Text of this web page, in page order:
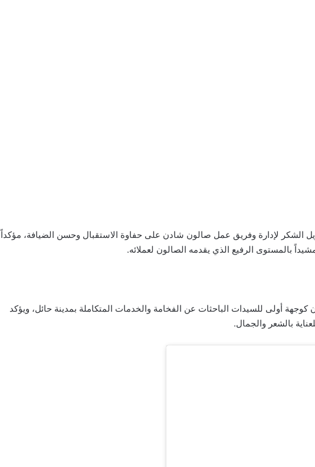
الشكر لإدارة وفريق عمل صالون شادن على حفاوة الاستقبال وحسن الضيافة، مؤكداً
بالمستوى الرفيع الذي يقدمه الصالون لعملائه.
كوجهة أولى للسيدات الباحثات عن الفخامة والخدمات المتكاملة بمدينة حائل، ويؤكد
بالشعر والجمال.